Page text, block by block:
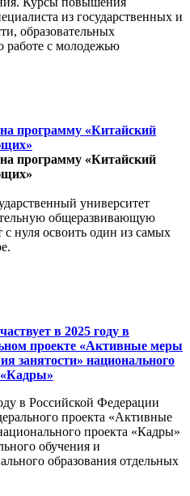
из государственных и
образовательных
работе с молодежью
программу «Китайский
программу «Китайский
университет
общеразвивающую
с нуля освоить один из самых
в 2025 году в
проекте «Активные меры
занятости» национального
в Российской Федерации
проекта «Активные
проекта «Кадры»
обучения и
образования отдельных